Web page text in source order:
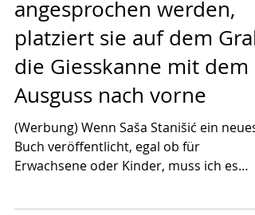
Möchte die Witwe
angesprochen werden,
platziert sie auf dem Grab
die Giesskanne mit dem
Ausguss nach vorne
(Werbung) Wenn Saša Stanišić ein neues
Erwachsene oder Kinder, muss ich es